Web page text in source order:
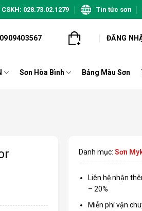
CSKH: 028.73.02.1279 Tin tức sơn
0909403567 ĐĂNG
Sơn Hòa Bình Bảng Màu Sơn
Danh mục: Sơn
Liên hệ nhận
– 20%
Miễn phí vận